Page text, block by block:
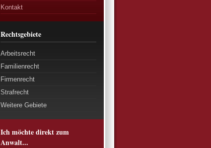
Kontakt
Rechtsgebiete
Arbeitsrecht
Familienrecht
Firmenrecht
Strafrecht
Weitere Gebiete
Ich möchte direkt zum
Anwalt...